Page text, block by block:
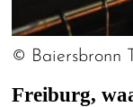
© Baiersbronn
Freiburg,